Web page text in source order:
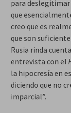
para
que
creo que es
que son
Rusia rinda
entrevista con el
la hipocresía en
diciendo que no
imparcial”.